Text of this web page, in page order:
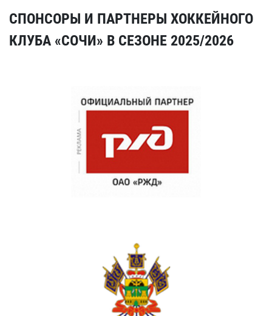
СПОНСОРЫ И ПАРТНЕРЫ ХОККЕЙНОГО
КЛУБА «СОЧИ» В СЕЗОНЕ 2025/2026